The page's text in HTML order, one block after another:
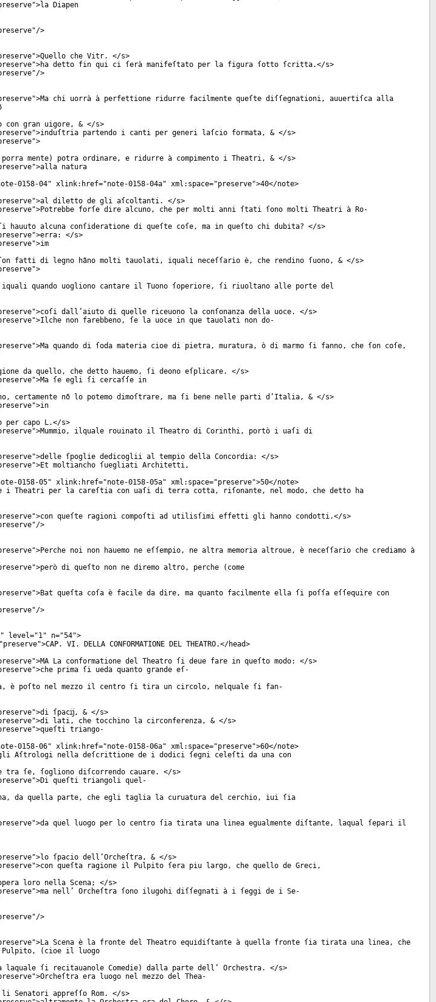
">la Diapen
"/>
">Quello che Vitr. </s>
">ha detto fin qui ci ſerà manifeſtato per la figura ſotto ſcritta.</s>
"/>
">Ma chi uorrà à perfettione ridurre facilmente queſte diſſegnationi, auuertiſca alla
con gran uigore, & </s>
">induſtria partendo i canti per generi laſcio formata, & </s>
">
mente) potra ordinare, e ridurre à compimento i Theatri, & </s>
">alla natura
0158-04" xlink:href="note-0158-04a" xml:space="preserve">40</note>
">al diletto de gli aſcoltanti. </s>
">Potrebbe forſe dire alcuno, che per molti anni ſtati ſono molti Theatri à Ro-
alcuna conſideratione di queſte coſe, ma in queſto chi dubita? </s>
">erra: </s>
">im
fatti di legno hãno molti tauolati, iquali neceſſario è, che rendino ſuono, & </s>
">
quando uogliono cantare il Tuono ſoperiore, ſi riuoltano alle porte del
">coſi dall’aiuto di quelle riceuono la conſonanza della uoce. </s>
">Ilche non farebbeno, ſe la uoce in que tauolati non do-
">Ma quando di ſoda materia cioe di pietra, muratura, ò di marmo ſi fanno, che ſon coſe,
da quello, che detto hauemo, ſi deono eſplicare. </s>
">Ma ſe egli ſi cercaſſe in
certamente nõ lo potemo dimoſtrare, ma ſi bene nelle parti d’Italia, & </s>
">in
per capo L.</s>
">Mummio, ilquale rouinato il Theatro di Corinthi, portò i uaſi di
">delle ſpoglie dedicoglii al tempio della Concordia: </s>
">Et moltiancho ſuegliati Architetti,
0158-05" xlink:href="note-0158-05a" xml:space="preserve">50</note>
Theatri per la careſtia con uaſi di terra cotta, riſonante, nel modo, che detto ha
">con queſte ragioni compoſti ad utilisſimi effetti gli hanno condotti.</s>
"/>
">Perche noi non hauemo ne eſſempio, ne altra memoria altroue, è neceſſario che crediamo à
">però di queſto non ne diremo altro, perche (come
">Bat queſta coſa è facile da dire, ma quanto facilmente ella ſi poſſa eſſequire con
"/>
" level="1" n="54">
preserve">CAP. VI. DELLA CONFORMATIONE DEL THEATRO.</head>
">MA La conformatione del Theatro ſi deue fare in queſto modo: </s>
">che prima ſi ueda quanto grande eſ-
è poſto nel mezzo il centro ſi tira un circolo, nelquale ſi fan-
">di ſpacĳ, & </s>
">di lati, che tocchino la circonferenza, & </s>
">queſti triango-
0158-06" xlink:href="note-0158-06a" xml:space="preserve">60</note>
Aſtrologi nella deſcrittione de i dodici ſegni celeſti da una con
tra ſe, ſogliono diſcorrendo cauare. </s>
">Di queſti triangoli quel-
da quella parte, che egli taglia la curuatura del cerchio, iui ſia
">da quel luogo per lo centro ſia tirata una linea egualmente diſtante, laqual ſepari il
">lo ſpacio dell’Orcheſtra, & </s>
">con queſta ragione il Pulpito ſera piu largo, che quello de Greci,
loro nella Scena; </s>
">ma nell’ Orcheſtra ſono ilugohi diſſegnati à i ſeggi de i Se-
"/>
">La Scena è la fronte del Theatro equidiſtante à quella fronte ſia tirata una linea, che
(cioe il luogo
ſi recitauanole Comedie) dalla parte dell’ Orchestra. </s>
">Orcheſtra era luogo nel mezzo del Thea-
Senatori appreſſo Rom. </s>